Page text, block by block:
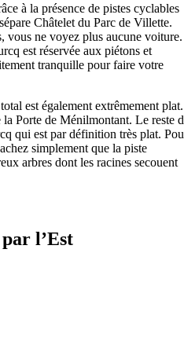
à la présence de pistes cyclables
Châtelet du Parc de Villette.
vous ne voyez plus aucune voiture.
est réservée aux piétons et
tranquille pour faire votre
est également extrêmement plat.
la Porte de Ménilmontant. Le reste
qui est par définition très plat.
simplement que la piste
arbres dont les racines secouent
l’Est